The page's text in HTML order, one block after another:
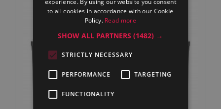
to all cookies in accordance with our Cookie
Policy. Read more
SHOW ALL PARTNERS(1482) →
STRICTLY NECESSARY
PERFORMANCE TARGETING
FUNCTIONALITY